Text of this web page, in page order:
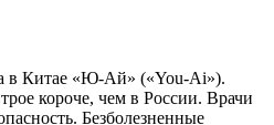
в Китае «Ю-Ай» («You-Ai»).
короче, чем в России. Врачи
Безболезненные